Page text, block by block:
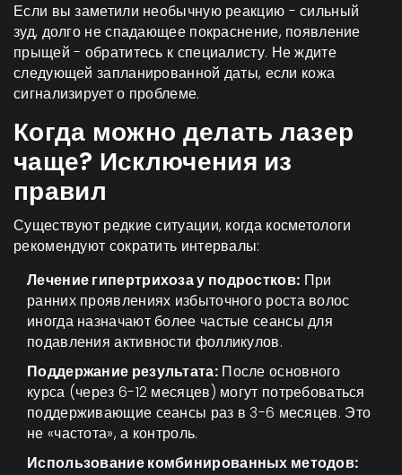
Если вы заметили необычную реакцию - сильный
зуд, долго не спадающее покраснение, появление
прыщей - обратитесь к специалисту. Не ждите
следующей запланированной даты, если кожа
сигнализирует о проблеме.
Когда можно делать лазер
чаще? Исключения из
правил
Существуют редкие ситуации, когда косметологи
рекомендуют сократить интервалы:
Лечение гипертрихоза у подростков: При
ранних проявлениях избыточного роста волос
иногда назначают более частые сеансы для
подавления активности фолликулов.
Поддержание результата:После основного
курса (через 6-12 месяцев) могут потребоваться
поддерживающие сеансы раз в 3-6 месяцев. Это
не «частота», а контроль.
Использование комбинированных методов: